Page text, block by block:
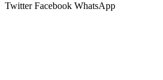
TwitterFacebook WhatsApp